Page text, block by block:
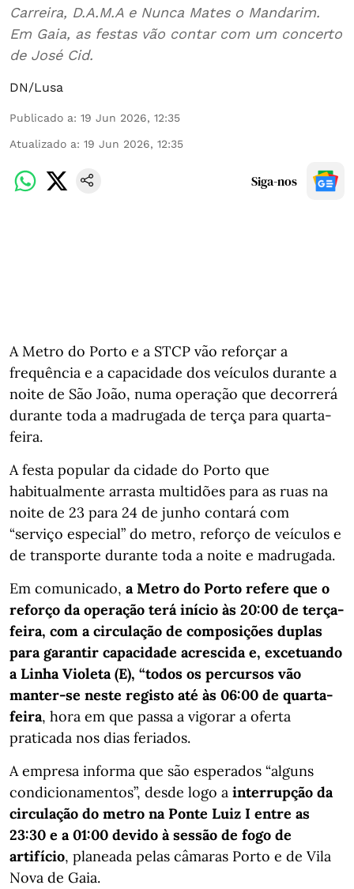
Carreira, D.A.M.A e Nunca Mates o Mandarim.
Em Gaia, as festas vão contar com um concerto
de José Cid.
DN/Lusa
Publicado a: 19 Jun 2026, 12:35
Atualizado a: 19 Jun 2026, 12:35
Siga-nos
A Metro do Porto e a STCP vão reforçar a
frequência e a capacidade dos veículos durante a
noite de São João, numa operação que decorrerá
durante toda a madrugada de terça para quarta-
feira.
A festa popular da cidade do Porto que
habitualmente arrasta multidões para as ruas na
noite de 23 para 24 de junho contará com
“serviço especial” do metro, reforço de veículos e
de transporte durante toda a noite e madrugada.
Em comunicado, a Metro do Porto refere que o
reforço da operação terá início às 20:00 de terça-
feira, com a circulação de composições duplas
para garantir capacidade acrescida e, excetuando
a Linha Violeta (E), “todos os percursos vão
manter-se neste registo até às 06:00 de quarta-
feira, hora em que passa a vigorar a oferta
praticada nos dias feriados.
A empresa informa que são esperados “alguns
condicionamentos”, desde logo a interrupção da
circulação do metro na Ponte Luiz I entre as
23:30 e a 01:00 devido à sessão de fogo de
artifício, planeada pelas câmaras Porto e de Vila
Nova de Gaia.